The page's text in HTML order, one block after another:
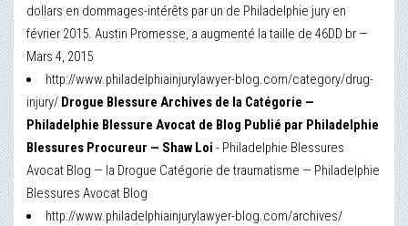
dollars en dommages-intérêts par un de Philadelphie jury en
février 2015. Austin Promesse, a augmenté la taille de 46DD br —
Mars 4, 2015
http://www.philadelphiainjurylawyer-blog.com/category/drug-
injury/ Drogue Blessure Archives de la Catégorie —
Philadelphie Blessure Avocat de Blog Publié par Philadelphie
Blessures Procureur — Shaw Loi - Philadelphie Blessures
Avocat Blog — la Drogue Catégorie de traumatisme — Philadelphie
Blessures Avocat Blog
http://www.philadelphiainjurylawyer-blog.com/archives/